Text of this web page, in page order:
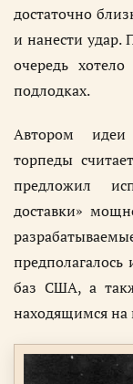
достаточно
и нанести
очередь
подлодках.
Автором идеи
торпеды
предложил
доставки»
предполагалось
баз США, а
находящимся на